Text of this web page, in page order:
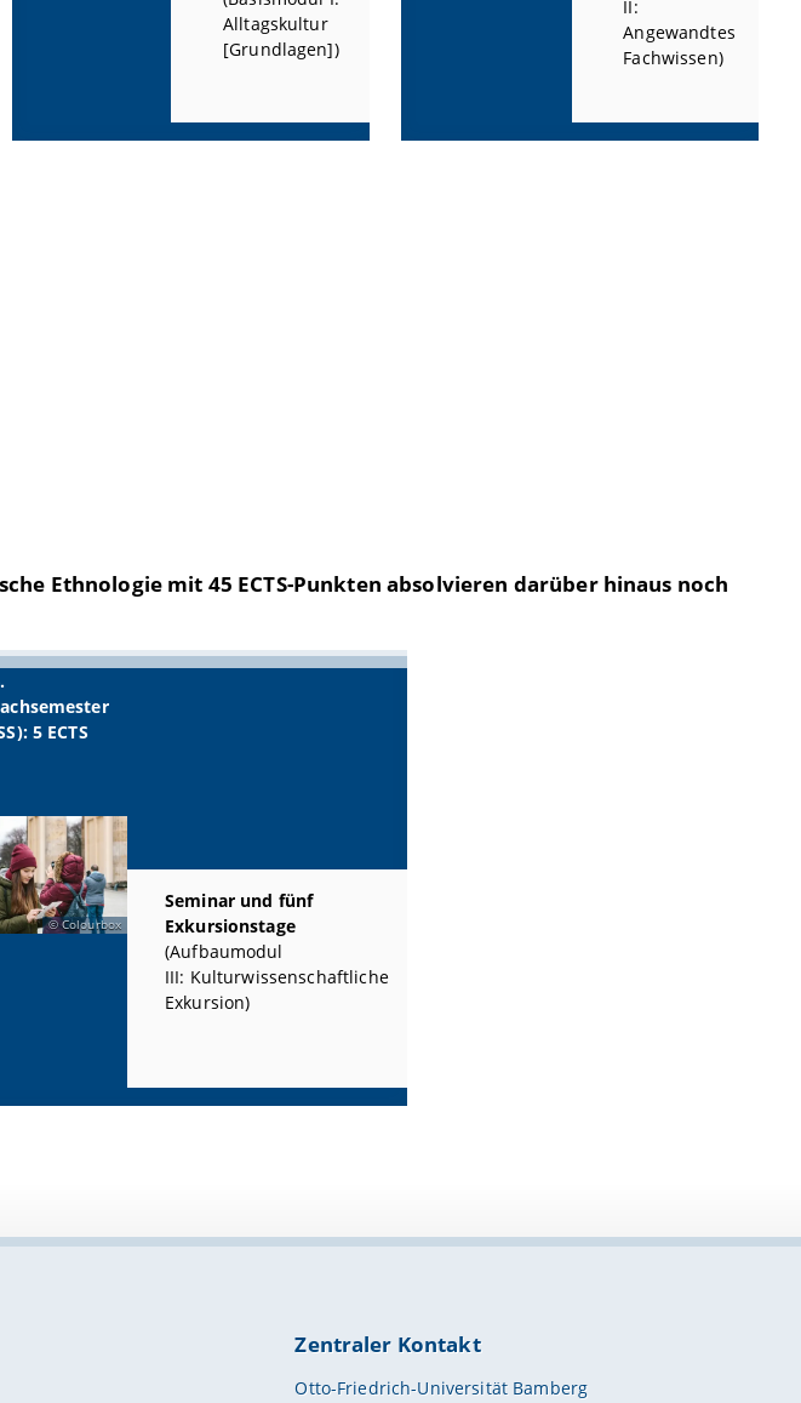
Alltagskultur
[Grundlagen])
II:
Angewandtes
Fachwissen)
Ethnologie mit 45 ECTS-Punkten absolvieren darüber hinaus noch
5 ECTS
Colourbox
Seminar und fünf
Exkursionstage
(Aufbaumodul
III: Kulturwissenschaftliche
Exkursion)
Zentraler Kontakt
Otto-Friedrich-Universität Bamberg